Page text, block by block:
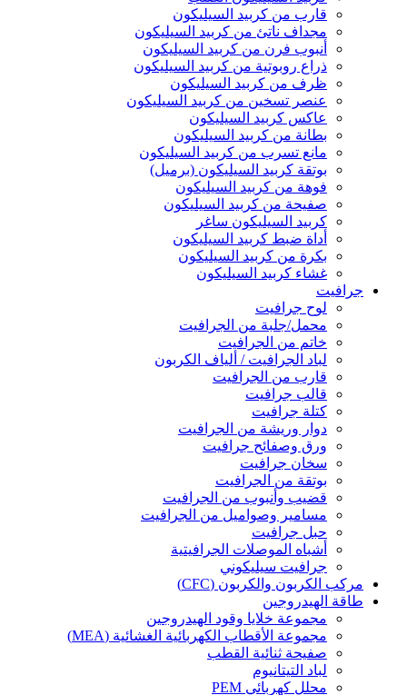
قارب من كربيد السيليكون
مجداف ناتئ من كربيد السيليكون
أنبوب فرن من كربيد السيليكون
ذراع روبوتية من كربيد السيليكون
ظرف من كربيد السيليكون
عنصر تسخين من كربيد السيليكون
عاكس كربيد السيليكون
بطانة من كربيد السيليكون
مانع تسرب من كربيد السيليكون
بوتقة كربيد السيليكون (برميل)
فوهة من كربيد السيليكون
صفيحة من كربيد السيليكون
كربيد السيليكون ساغر
أداة ضبط كربيد السيليكون
بكرة من كربيد السيليكون
غشاء كربيد السيليكون
جرافيت
لوح جرافيت
محمل/جلبة من الجرافيت
خاتم من الجرافيت
لباد الجرافيت / ألياف الكربون
قارب من الجرافيت
قالب جرافيت
كتلة جرافيت
دوار وريشة من الجرافيت
ورق وصفائح جرافيت
سخان جرافيت
بوتقة من الجرافيت
قضيب وأنبوب من الجرافيت
مسامير وصواميل من الجرافيت
حبل جرافيت
أشباه الموصلات الجرافيتية
جرافيت سيليكوني
مركب الكربون والكربون (CFC)
طاقة الهيدروجين
مجموعة خلايا وقود الهيدروجين
مجموعة الأقطاب الكهربائية الغشائية (MEA)
صفيحة ثنائية القطب
لباد التيتانيوم
محلل كهربائي PEM